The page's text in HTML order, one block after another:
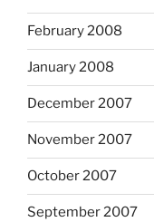
February 2008
January 2008
December 2007
November 2007
October 2007
September 2007